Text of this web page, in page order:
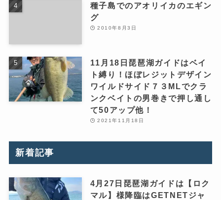
種子島でのアオリイカのエギン
グ
2010年8月3日
11月18日琵琶湖ガイドはベイ
ト縛り！ほぼレジットデザイン
ワイルドサイド７３MLでクラ
ンクベイトの男巻きで押し通し
て50アップ他！
2021年11月18日
新着記事
4月27日琵琶湖ガイドは【ロク
マル】様降臨はGETNETジャ